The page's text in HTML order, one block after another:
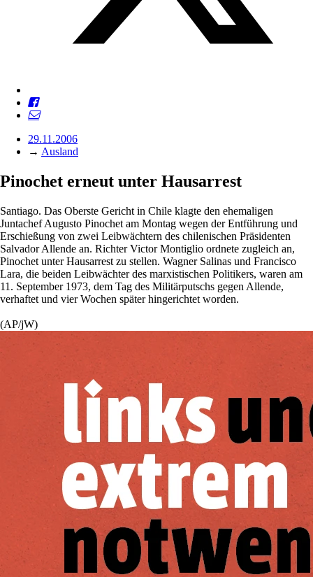
29.11.2006
→ Ausland
Pinochet erneut unter Hausarrest
Santiago. Das Oberste Gericht in Chile klagte den ehemaligen
Juntachef Augusto Pinochet am Montag wegen der Entführung und
Erschießung von zwei Leibwächtern des chilenischen Präsidenten
Salvador Allende an. Richter Victor Montiglio ordnete zugleich an,
Pinochet unter Hausarrest zu stellen. Wagner Salinas und Francisco
Lara, die beiden Leibwächter des marxistischen Politikers, waren am
11. September 1973, dem Tag des Militärputschs gegen Allende,
verhaftet und vier Wochen später hingerichtet worden.
(AP/jW)